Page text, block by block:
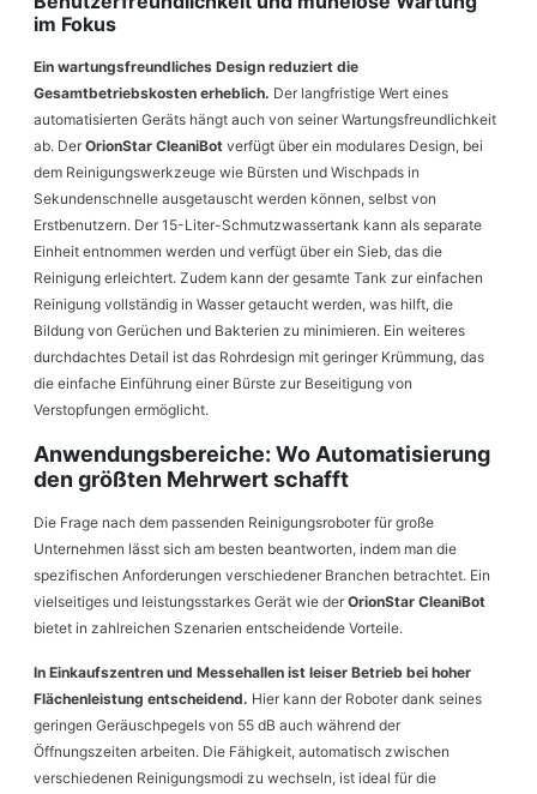
im Fokus
Ein wartungsfreundliches Design reduziert die
Gesamtbetriebskosten erheblich. Der langfristige Wert eines
automatisierten Geräts hängt auch von seiner Wartungsfreundlichkeit
ab. DerOrionStar CleaniBot verfügt über ein modulares Design, bei
dem Reinigungswerkzeuge wie Bürsten und Wischpads in
Sekundenschnelle ausgetauscht werden können, selbst von
Erstbenutzern. Der 15-Liter-Schmutzwassertank kann als separate
Einheit entnommen werden und verfügt über ein Sieb, das die
Reinigung erleichtert. Zudem kann der gesamte Tank zur einfachen
Reinigung vollständig in Wasser getaucht werden, was hilft, die
Bildung von Gerüchen und Bakterien zu minimieren. Ein weiteres
durchdachtes Detail ist das Rohrdesign mit geringer Krümmung, das
die einfache Einführung einer Bürste zur Beseitigung von
Verstopfungen ermöglicht.
Anwendungsbereiche: Wo Automatisierung
den größten Mehrwert schafft
Die Frage nach dem passenden Reinigungsroboter für große
Unternehmen lässt sich am besten beantworten, indem man die
spezifischen Anforderungen verschiedener Branchen betrachtet. Ein
vielseitiges und leistungsstarkes Gerät wie derOrionStar CleaniBot
bietet in zahlreichen Szenarien entscheidende Vorteile.
In Einkaufszentren und Messehallen ist leiser Betrieb bei hoher
Flächenleistung entscheidend. Hier kann der Roboter dank seines
geringen Geräuschpegels von 55 dB auch während der
Öffnungszeiten arbeiten. Die Fähigkeit, automatisch zwischen
verschiedenen Reinigungsmodi zu wechseln, ist ideal für die